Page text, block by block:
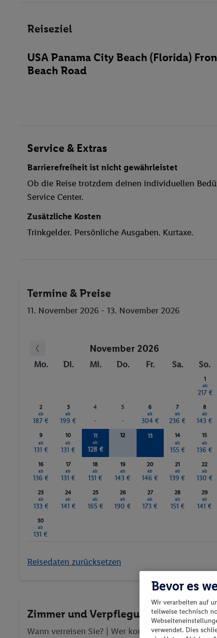
Geschäfte
Spielzimmer
WLAN-Internet
Parkplatz
Sonnenschirme
Windsurfen
Aerobic
Billard / Snooker
Animation für Kinder
Wassersport
Reiseziel
USA Panama City Beach (Florida)
Beach Road
Service & Extras
Barrierefreiheit ist nicht gewährleistet
Ob die Reise trotzdem deinen individuellen
Service Center.
Zusätzliche Kosten
Trinkgelder. Persönliche Ausgaben. Kurtaxe.
Termine & Preise
11. November 2026 - 13. November 2026
November 2026
Mo. Di. Mi. Do. Fr. Sa. So.
1
ab
217 €
2
ab
187 €
3
ab
199 €
4
-
5
-
6
ab
304 €
7
ab
236 €
8
ab
143 €
9
ab
131 €
10
ab
131 €
11
ab
128 €
12 13 14
ab
155 €
15
ab
136 €
16
ab
136 €
17
ab
131 €
18
ab
131 €
19
ab
143 €
20
ab
146 €
21
ab
139 €
22
ab
130 €
23
ab
133 €
24
ab
141 €
25
ab
165 €
26
ab
190 €
27
ab
173 €
28
ab
151 €
29
ab
141 €
30
ab
131 €
Reisedaten zurücksetzen
Zimmer und Verpflegung wählen
Wann verreisen Sie? | Wer kommt mit?| Wo geht
Bevor es
Wir verarbeiten auf
teilweise technisch
verwendet. Dies